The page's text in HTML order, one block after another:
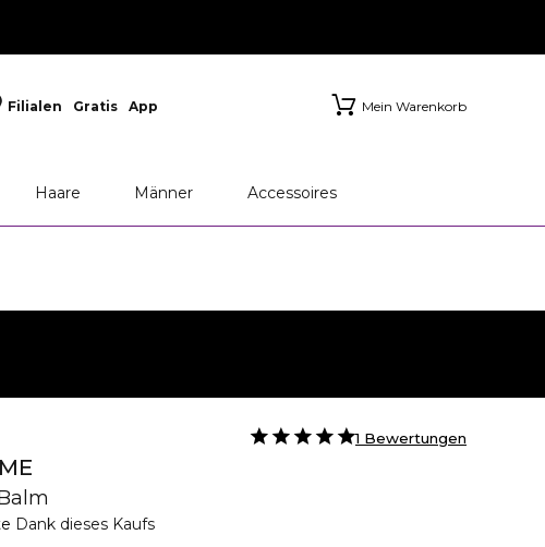
Filialen Gratis App Mein Warenkorb
Haare Männer Accessoires
1 Bewertungen
Dank dieses Kaufs